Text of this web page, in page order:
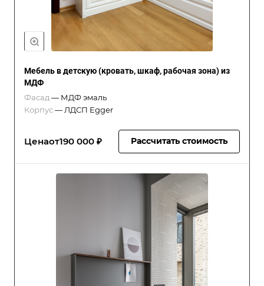
Мебель в детскую (кровать, шкаф, рабочая зона) из
МДФ
Фасад — МДФ эмаль
Корпус— ЛДСП Egger
Ценаот190 000 ₽ Рассчитать стоимость